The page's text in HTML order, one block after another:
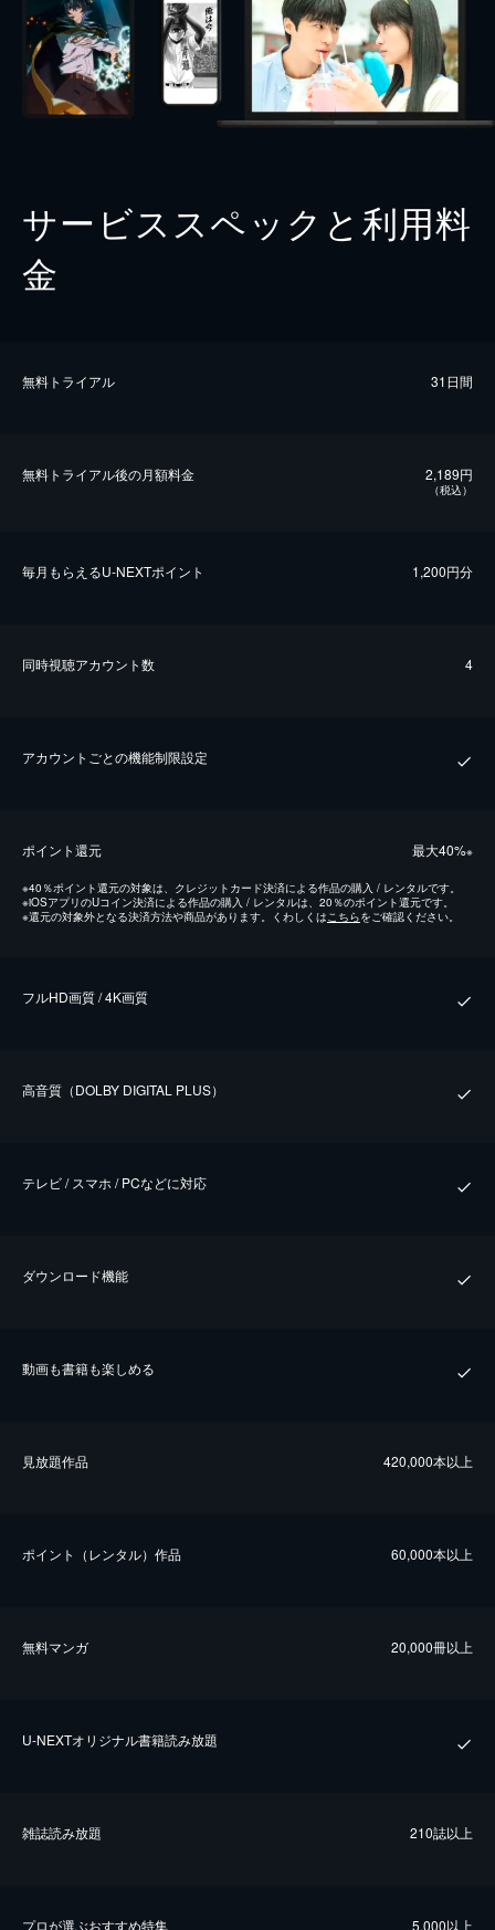
サービススペックと利用料
金
無料トライアル 31日間
無料トライアル後の⽉額料金 2,189円
（税込）
毎⽉もらえるU-NEXTポイント 1,200円分
同時視聴アカウント数 4
アカウントごとの機能制限設定
ポイント還元 最⼤40%※
※40％ポイント還元の対象は、クレジットカード決済による作品の購入 / レンタルです。
※iOSアプリのUコイン決済による作品の購入 / レンタルは、20％のポイント還元です。
※還元の対象外となる決済方法や商品があります。くわしくはこちらをご確認ください。
フルHD画質 / 4K画質
⾼⾳質（DOLBY DIGITAL PLUS）
テレビ / スマホ / PCなどに対応
ダウンロード機能
動画も書籍も楽しめる
⾒放題作品 420,000本以上
ポイント（レンタル）作品 60,000本以上
無料マンガ 20,000冊以上
U-NEXTオリジナル書籍読み放題
雑誌読み放題 210誌以上
プロが選ぶおすすめ特集 5,000以上